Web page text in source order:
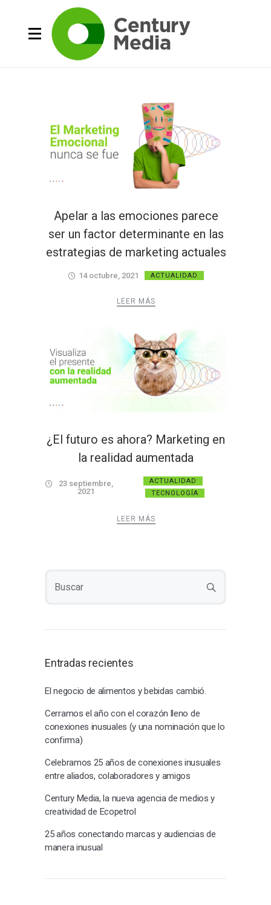
Apelar a las emociones parece
ser un factor determinante en las
estrategias de marketing actuales
14 octubre, 2021 ACTUALIDAD
LEER MÁS
¿El futuro es ahora? Marketing en
la realidad aumentada
23 septiembre,
2021
ACTUALIDAD
TECNOLOGÍA
LEER MÁS
Entradas recientes
El negocio de alimentos y bebidas cambió.
Cerramos el año con el corazón lleno de
conexiones inusuales (y una nominación que lo
confirma)
Celebramos 25 años de conexiones inusuales
entre aliados, colaboradores y amigos
Century Media, la nueva agencia de medios y
creatividad de Ecopetrol
25 años conectando marcas y audiencias de
manera inusual